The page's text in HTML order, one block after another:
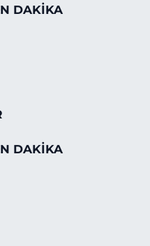
DAKİKA
DAKİKA